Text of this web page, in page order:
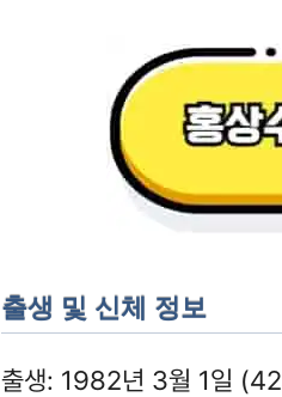
출생 및 신체 정보
출생: 1982년 3월 1일